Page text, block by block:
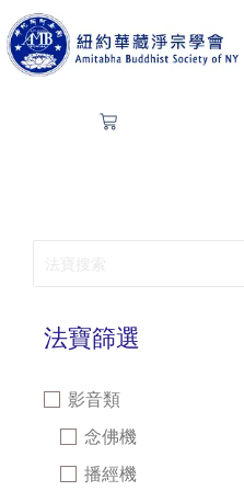
法寶篩選
影音類
念佛機
播經機